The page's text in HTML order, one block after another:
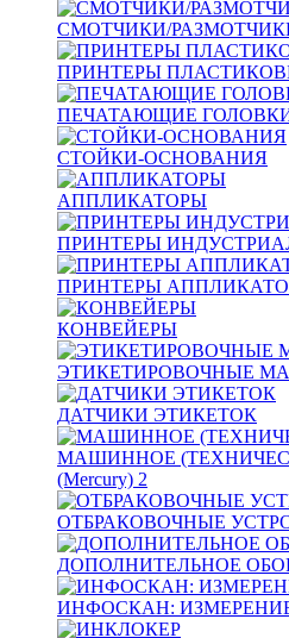
СМОТЧИКИ/
ПРИНТЕРЫ
ПЕЧАТАЮЩИЕ ГОЛОВКИ
СТОЙКИ-ОСНОВАНИЯ
АППЛИКАТОРЫ
ПРИНТЕРЫ
ПРИНТЕРЫ
КОНВЕЙЕРЫ
ЭТИКЕТИРОВОЧНЫЕ
ДАТЧИКИ ЭТИКЕТОК
МАШИННОЕ
(Mercury) 2
ОТБРАКОВОЧНЫЕ
ДОПОЛНИТЕЛЬНОЕ
ИНФОСКАН: